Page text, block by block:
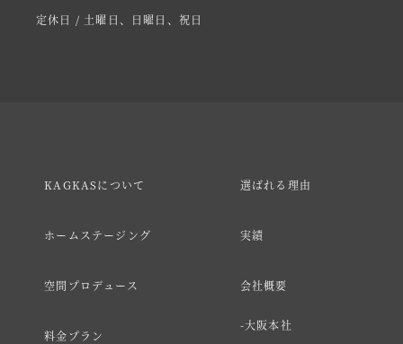
定休日 / 土曜日、日曜日、祝日
KAGKASについて
ホームステージング
空間プロデュース
料金プラン
選ばれる理由
実績
会社概要
大阪本社